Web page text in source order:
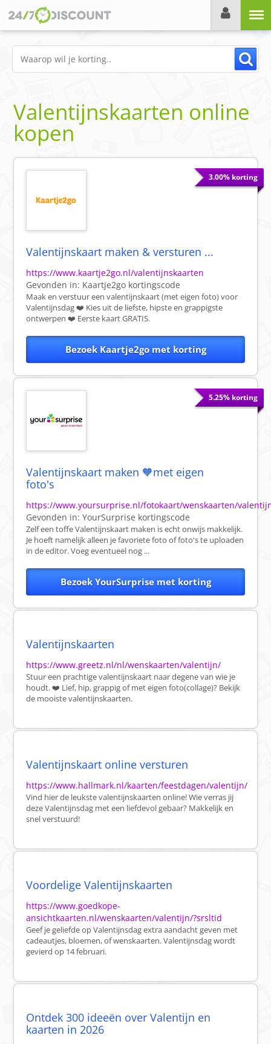
Valentijnskaarten online
kopen
3.00% korting
Valentijnskaart maken & versturen ...
https://www.kaartje2go.nl/valentijnskaarten
Gevonden in: Kaartje2go kortingscode
Maak en verstuur een valentijnskaart (met eigen foto) voor
Valentijnsdag ❤️ Kies uit de liefste, hipste en grappigste
ontwerpen ❤️ Eerste kaart GRATIS.
Bezoek Kaartje2go met korting
5.25% korting
Valentijnskaart maken 🧡met eigen
foto's
https://www.yoursurprise.nl/fotokaart/wenskaarten/
Gevonden in:YourSurprise kortingscode
Zelf een toffe Valentijnskaart maken is echt onwijs makkelijk.
Je hoeft namelijk alleen je favoriete foto of foto's te uploaden
in de editor. Voeg eventueel nog ...
Bezoek YourSurprise met korting
Valentijnskaarten
https://www.greetz.nl/nl/wenskaarten/valentijn/
Stuur een prachtige valentijnskaart naar degene van wie je
houdt. ❤️ Lief, hip, grappig of met eigen foto(collage)? Bekijk
de mooiste valentijnskaarten.
Valentijnskaart online versturen
https://www.hallmark.nl/kaarten/feestdagen/valentijn/
Vind hier de leukste valentijnskaarten online! Wie verras jij
deze Valentijnsdag met een liefdevol gebaar? Makkelijk en
snel verstuurd!
Voordelige Valentijnskaarten
https://www.goedkope-
ansichtkaarten.nl/wenskaarten/valentijn/?srsltid
Geef je geliefde op Valentijnsdag extra aandacht geven met
cadeautjes, bloemen, of wenskaarten. Valentijnsdag wordt
gevierd op 14 februari.
Ontdek 300 ideeën over Valentijn en
kaarten in 2026